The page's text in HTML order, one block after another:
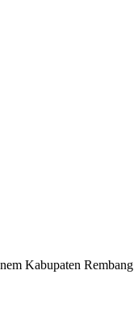
Kabupaten Rembang